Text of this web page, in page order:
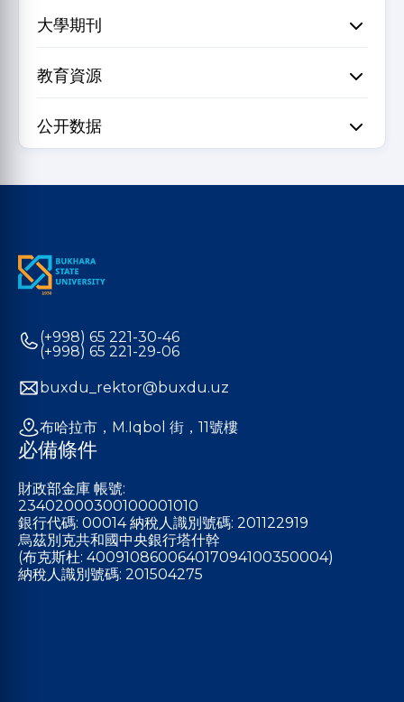
大學期刊
教育資源
公开数据
(+998) 65 221-30-46
(+998) 65 221-29-06
buxdu_rektor@buxdu.uz
布哈拉市，M.Iqbol 街，11號樓
必備條件
財政部金庫 帳號:
23402000300100001010
銀行代碼: 00014 納稅人識別號碼: 201122919
烏茲別克共和國中央銀行塔什幹
(布克斯杜: 400910860064017094100350004)
納稅人識別號碼: 201504275